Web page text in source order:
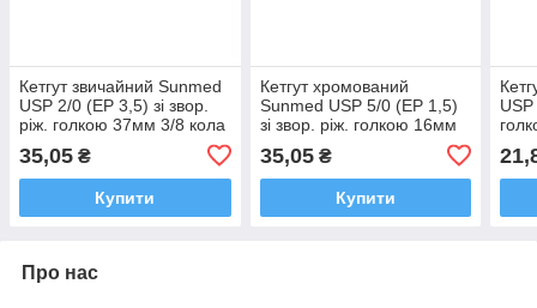
Кетгут звичайний Sunmed
USP 2/0 (EP 3,5) зі звор.
ріж. голкою 37мм 3/8 кола
35,05 ₴
Купити
Кетгут хромований
Sunmed USP 5/0 (EP 1,5)
зі звор. ріж. голкою 16мм
35,05₴
Купити
USP
Про нас